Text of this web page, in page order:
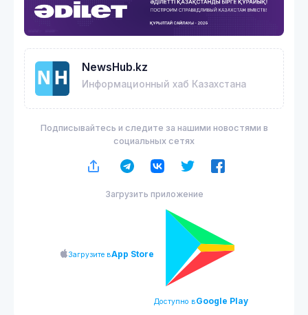
NewsHub.kz
Информационный хаб Казахстана
Подписывайтесь и следите за нашими новостями в
социальных сетях
Загрузить приложение
Загрузите вApp Store
Доступно вGoogle Play